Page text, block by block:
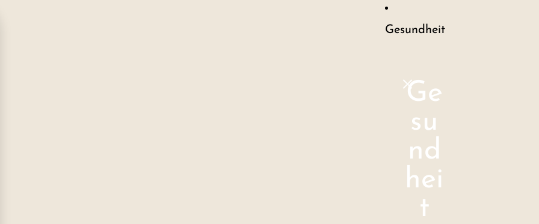
Gesundheit
Ge
su
nd
hei
t